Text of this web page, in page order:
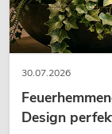
30.07.2026
Design